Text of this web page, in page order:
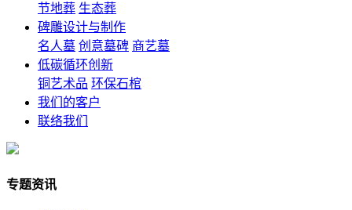
节地葬 生态葬
碑雕设计与制作
名人墓 创意墓碑 商艺墓
低碳循环创新
铜艺术品 环保石棺
我们的客户
联络我们
专题资讯